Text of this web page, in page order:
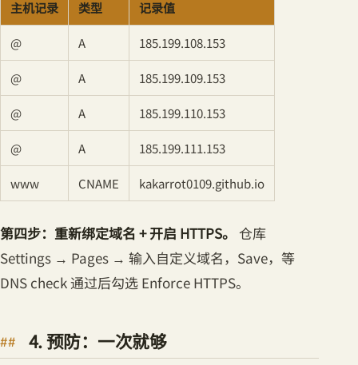
主机记录 类型 记录值
@ A 185.199.108.153
@ A 185.199.109.153
@ A 185.199.110.153
@ A 185.199.111.153
www CNAME kakarrot0109.github.io
第四步：重新绑定域名 + 开启 HTTPS。 仓库
Settings → Pages → 输入自定义域名，Save，等
DNS check 通过后勾选 Enforce HTTPS。
4. 预防：一次就够